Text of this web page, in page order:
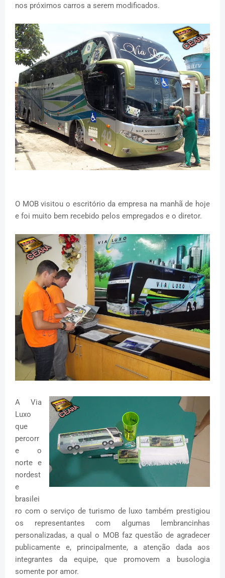
nos próximos carros a serem modificados.
O MOB visitou o escritório da empresa na manhã de hoje
e foi muito bem recebido pelos empregados e o diretor.
A Via
Luxo
que
percorr
e o
norte e
nordest
e
brasilei
ro com o serviço de turismo de luxo também prestigiou
os representantes com algumas lembrancinhas
personalizadas, a qual o MOB faz questão de agradecer
publicamente e, principalmente, a atenção dada aos
integrantes da equipe, que promovem a busologia
somente por amor.